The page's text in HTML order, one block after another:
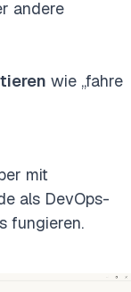
andere
wie „fahre
mit
als DevOps-
fungieren.